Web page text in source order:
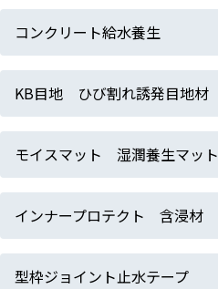
コンクリート給水養生
KB目地 ひび割れ誘発目地材
モイスマット 湿潤養生マット
インナープロテクト 含浸材
型枠ジョイント止水テープ